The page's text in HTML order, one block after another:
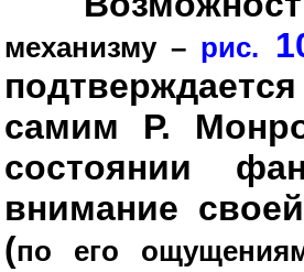
механизму – рис.
самим Р.
состоянии
внимание
(по его